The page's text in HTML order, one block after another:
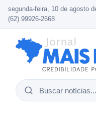
segunda-feira, 10 de agosto
(62) 99926-2668
Buscar